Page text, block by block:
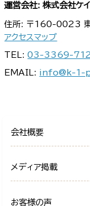
運営会社: 株式会社ケイ
住所: 〒160-0023
アクセスマップ
TEL:03-3369-
EMAIL: info@k-1-
会社概要
メディア掲載
お客様の声